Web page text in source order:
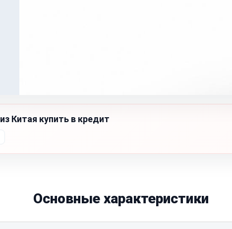
из Китая купить в кредит
Основные характеристики